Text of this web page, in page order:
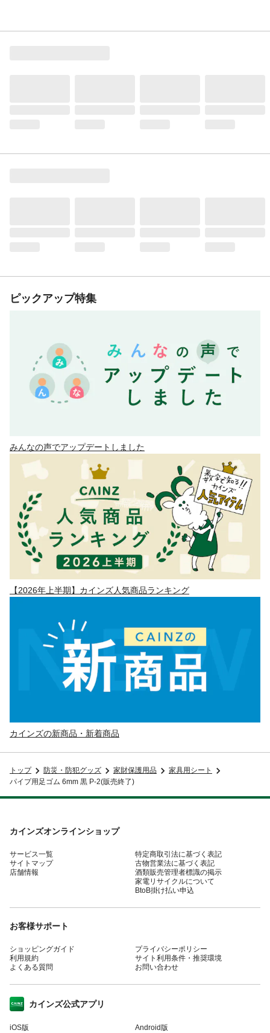
ピックアップ特集
みんなの声でアップデートしました
【2026年上半期】カインズ人気商品ランキング
カインズの新商品・新着商品
トップ 防災・防犯グッズ 家財保護用品
家具用シート
パイプ用足ゴム 6mm 黒 P-2(販売終了)
カインズオンラインショップ
サービス一覧
サイトマップ
店舗情報
特定商取引法に基づく表記
古物営業法に基づく表記
酒類販売管理者標識の掲示
家電リサイクルについて
BtoB掛け払い申込
お客様サポート
ショッピングガイド
利用規約
よくある質問
プライバシーポリシー
サイト利用条件・推奨環境
お問い合わせ
カインズ公式アプリ
iOS版 Android版